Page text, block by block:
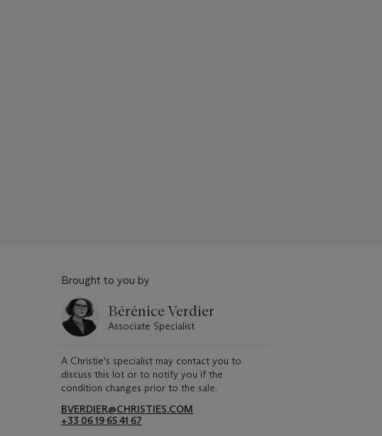
Brought to you by
Bérénice Verdier
Associate Specialist
A Christie's specialist may contact you to
discuss this lot or to notify you if the
condition changes prior to the sale.
BVERDIER@CHRISTIES.COM
+33 06 19 65 41 67